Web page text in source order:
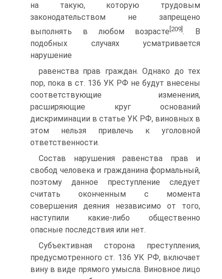
на такую, которую трудовым
законодательством не запрещено
выполнять в любом возрасте[209] . В
подобных случаях усматривается
нарушение
равенства прав граждан. Однако до тех
пор, пока в ст. 136 УК РФ не будут внесены
соответствующие изменения,
расширяющие круг оснований
дискриминации в статье УК РФ, виновных в
этом нельзя привлечь к уголовной
ответственности.
Состав нарушения равенства прав и
свобод человека и гражданина формальный,
поэтому данное преступление следует
считать оконченным с момента
совершения деяния независимо от того,
наступили какие-либо общественно
опасные последствия или нет.
Субъективная сторона преступления,
предусмотренного ст. 136 УК РФ, включает
вину в виде прямого умысла. Виновное лицо